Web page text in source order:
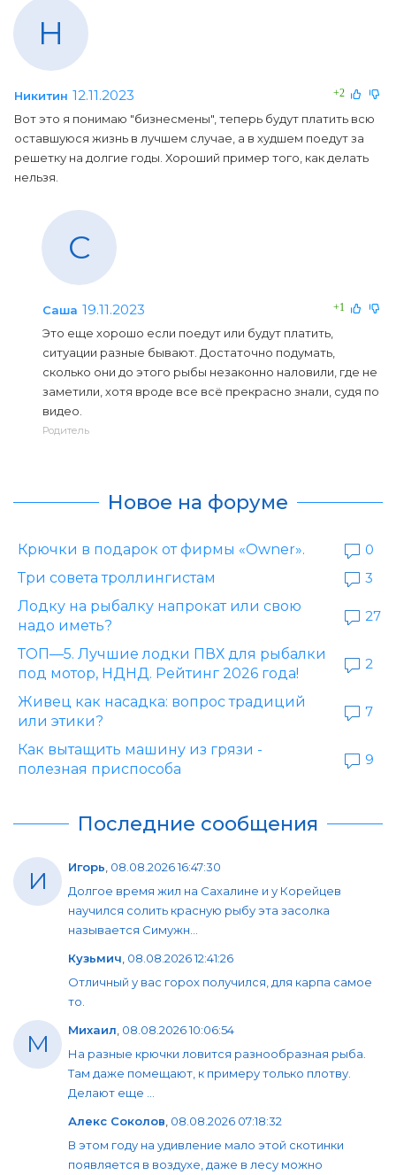
Н
+2
Никитин 12.11.2023
Вот это я понимаю "бизнесмены", теперь будут платить всю
оставшуюся жизнь в лучшем случае, а в худшем поедут за
решетку на долгие годы. Хороший пример того, как делать
нельзя.
С
+1
Саша 19.11.2023
Это еще хорошо если поедут или будут платить,
ситуации разные бывают. Достаточно подумать,
сколько они до этого рыбы незаконно наловили, где не
заметили, хотя вроде все всё прекрасно знали, судя по
видео.
Родитель
Новое на форуме
Крючки в подарок от фирмы «Owner».
0
Три совета троллингистам
3
Лодку на рыбалку напрокат или свою
надо иметь?
27
ТОП—5. Лучшие лодки ПВХ для рыбалки
под мотор, НДНД. Рейтинг 2026 года!
2
Живец как насадка: вопрос традиций
или этики?
7
Как вытащить машину из грязи -
полезная приспособа
9
Последние сообщения
И Игорь 08.08.2026 16:47:30
Долгое время жил на Сахалине и у Корейцев
научился солить красную рыбу эта засолка
называется Симужн...
Кузьмич 08.08.2026 12:41:26
Отличный у вас горох получился, для карпа самое
то.
М Михаил 08.08.2026 10:06:54
На разные крючки ловится разнообразная рыба.
Там даже помещают, к примеру только плотву.
Делают еще ...
Алекс Соколов 08.08.2026 07:18:32
В этом году на удивление мало этой скотинки
появляется в воздухе, даже в лесу можно